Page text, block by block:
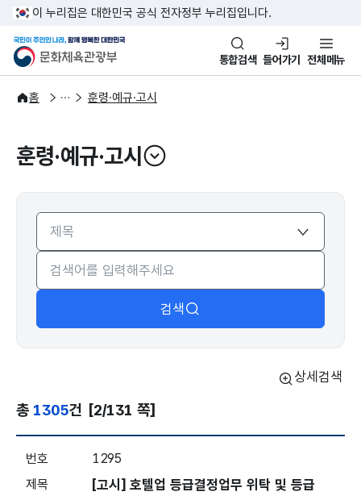
본문 바로가기
주메뉴 바로가기
이 누리집은 대한민국 공식 전자정부 누리집입니다.
문화체육관광부
국민이 주인인 나라, 함께 행복
통합검색 들어가기 전체메뉴
홈
자료공간
법령자료 훈령·예규·고시
훈령·예규·고시
열기
검색
상세검색
총 1305건 [2/131 쪽]
1295
[고시] 호텔업 등급결정업무 위탁 및 등급